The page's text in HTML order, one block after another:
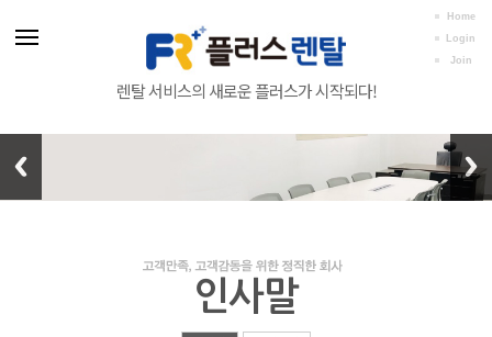
Home
Login
Join
렌탈 서비스의 새로운 플러스가 시작되다!
인사말